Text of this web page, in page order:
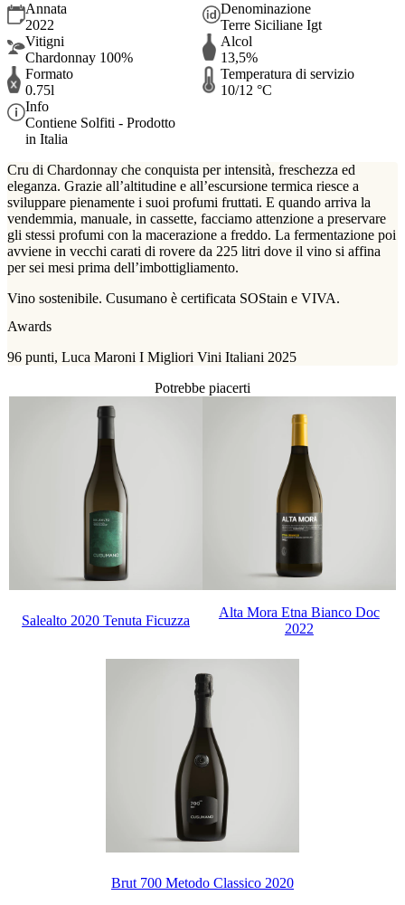
Annata
2022
Denominazione
Terre Siciliane Igt
Vitigni
Chardonnay 100%
Alcol
13,5%
Formato
0.75l
Temperatura di servizio
10/12 °C
Info
Contiene Solfiti - Prodotto
in Italia
Cru di Chardonnay che conquista per intensità, freschezza ed
eleganza. Grazie all’altitudine e all’escursione termica riesce a
sviluppare pienamente i suoi profumi fruttati. E quando arriva la
vendemmia, manuale, in cassette, facciamo attenzione a preservare
gli stessi profumi con la macerazione a freddo. La fermentazione poi
avviene in vecchi carati di rovere da 225 litri dove il vino si affina
per sei mesi prima dell’imbottigliamento.
Vino sostenibile. Cusumano è certificata SOStain e VIVA.
Awards
96 punti, Luca Maroni I Migliori Vini Italiani 2025
Potrebbe piacerti
Salealto 2020 Tenuta Ficuzza
Alta Mora Etna Bianco Doc
2022
Brut 700 Metodo Classico 2020